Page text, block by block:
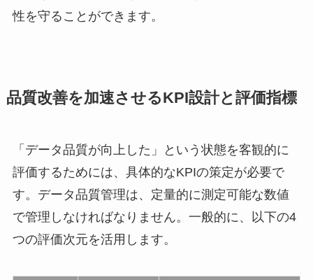
性を守ることができます。
品質改善を加速させるKPI設計と評価指標
「データ品質が向上した」という状態を客観的に
評価するためには、具体的なKPIの策定が必要で
す。データ品質管理は、定量的に測定可能な数値
で管理しなければなりません。一般的に、以下の4
つの評価次元を活用します。